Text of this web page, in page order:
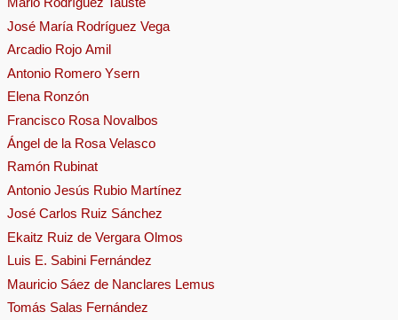
José María Rodríguez Vega
Arcadio Rojo Amil
Antonio Romero Ysern
Elena Ronzón
Francisco Rosa Novalbos
Ángel de la Rosa Velasco
Ramón Rubinat
Antonio Jesús Rubio Martínez
José Carlos Ruiz Sánchez
Ekaitz Ruiz de Vergara Olmos
Luis E. Sabini Fernández
Mauricio Sáez de Nanclares Lemus
Tomás Salas Fernández